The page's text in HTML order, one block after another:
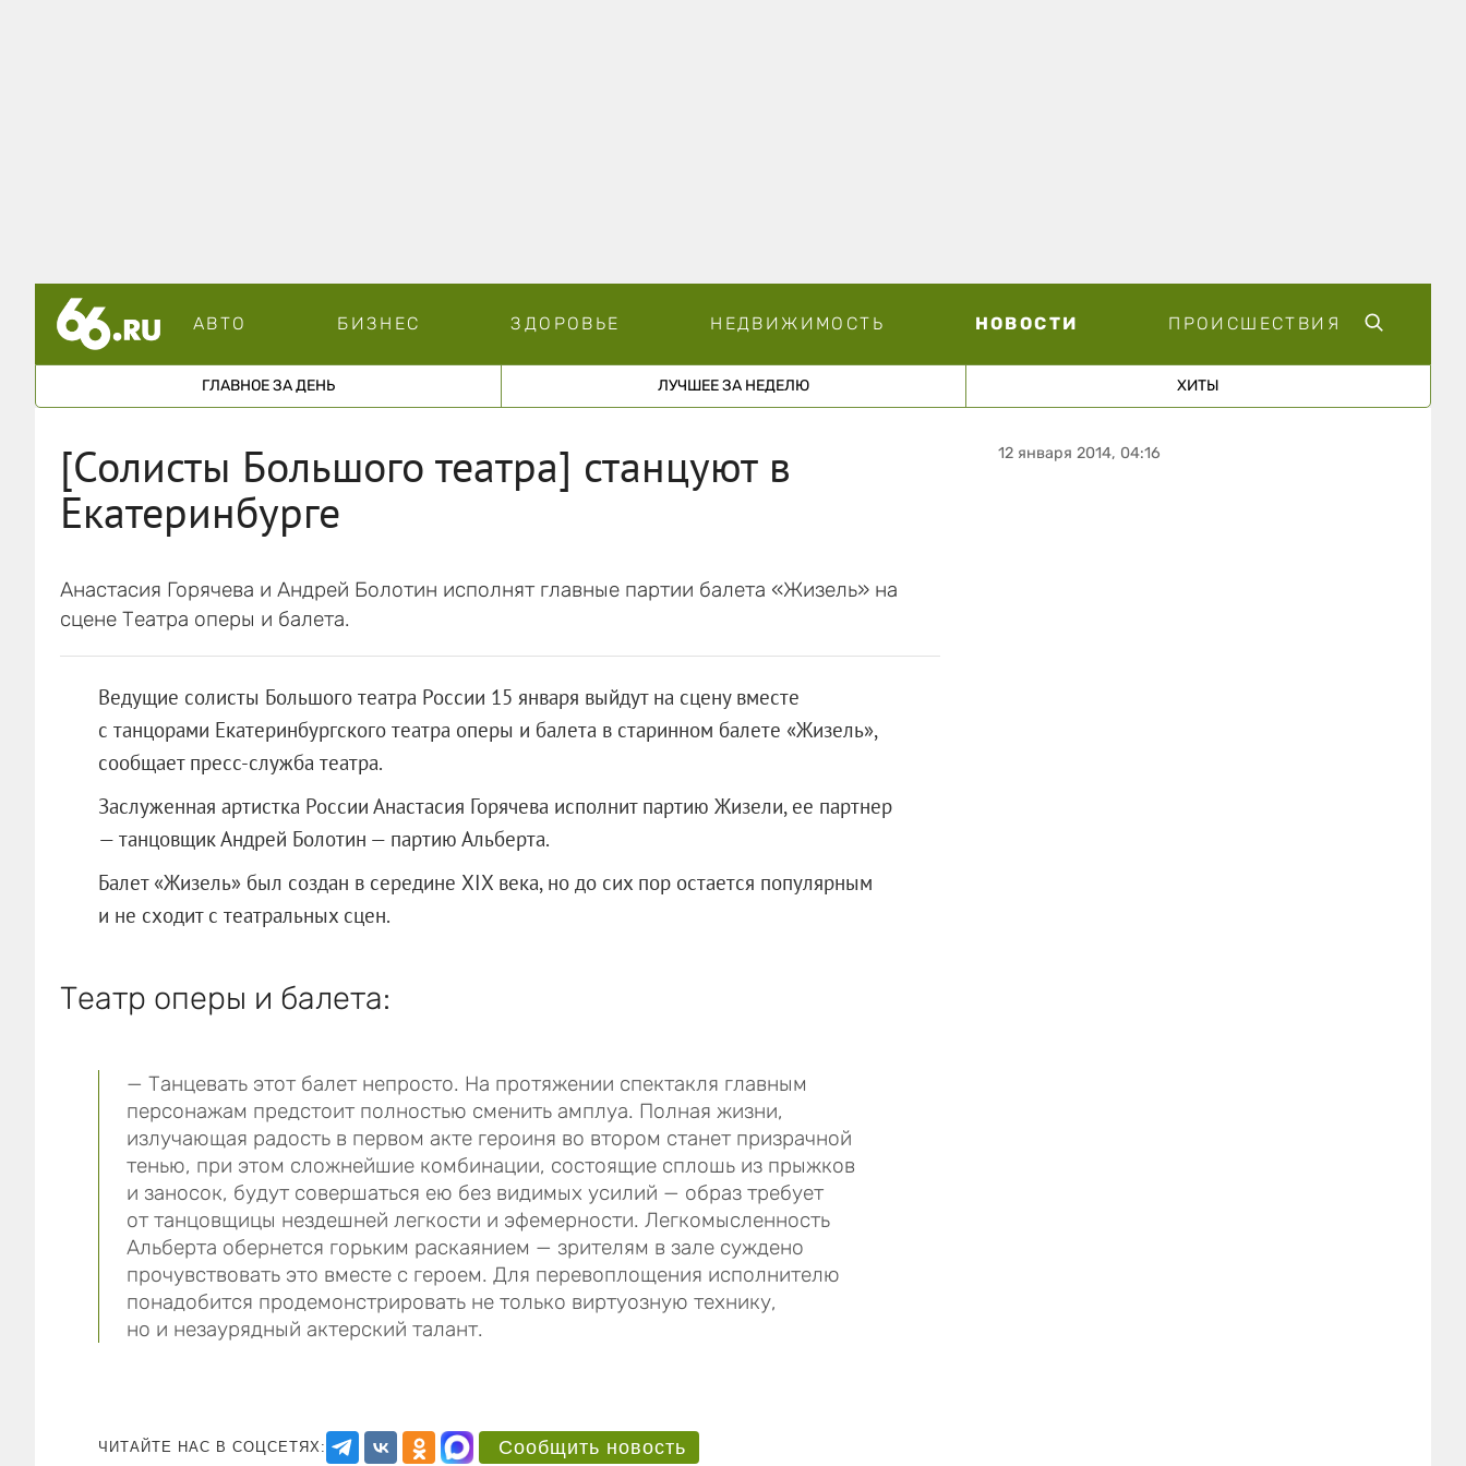
АВТО БИЗНЕС ЗДОРОВЬЕ НЕДВИЖИМОСТЬ НОВОСТИ ПРОИСШЕСТВИЯ
ГЛАВНОЕ ЗА ДЕНЬ ЛУЧШЕЕ ЗА НЕДЕЛЮ ХИТЫ
[Солисты Большого театра] станцуют в
Екатеринбурге
Анастасия Горячева и Андрей Болотин исполнят главные партии балета «Жизель» на
сцене Театра оперы и балета.
Ведущие солисты Большого театра России 15 января выйдут на сцену вместе
с танцорами Екатеринбургского театра оперы и балета в старинном балете «Жизель»,
сообщает пресс-служба театра.
Заслуженная артистка России Анастасия Горячева исполнит партию Жизели, ее партнер
— танцовщик Андрей Болотин — партию Альберта.
Балет «Жизель» был создан в середине XIX века, но до сих пор остается популярным
и не сходит с театральных сцен.
Театр оперы и балета:
— Танцевать этот балет непросто. На протяжении спектакля главным
персонажам предстоит полностью сменить амплуа. Полная жизни,
излучающая радость в первом акте героиня во втором станет призрачной
тенью, при этом сложнейшие комбинации, состоящие сплошь из прыжков
и заносок, будут совершаться ею без видимых усилий — образ требует
от танцовщицы нездешней легкости и эфемерности. Легкомысленность
Альберта обернется горьким раскаянием — зрителям в зале суждено
прочувствовать это вместе с героем. Для перевоплощения исполнителю
понадобится продемонстрировать не только виртуозную технику,
но и незаурядный актерский талант.
ЧИТАЙТЕ НАС В СОЦСЕТЯХ: Сообщить новость
12 января 2014, 04:16